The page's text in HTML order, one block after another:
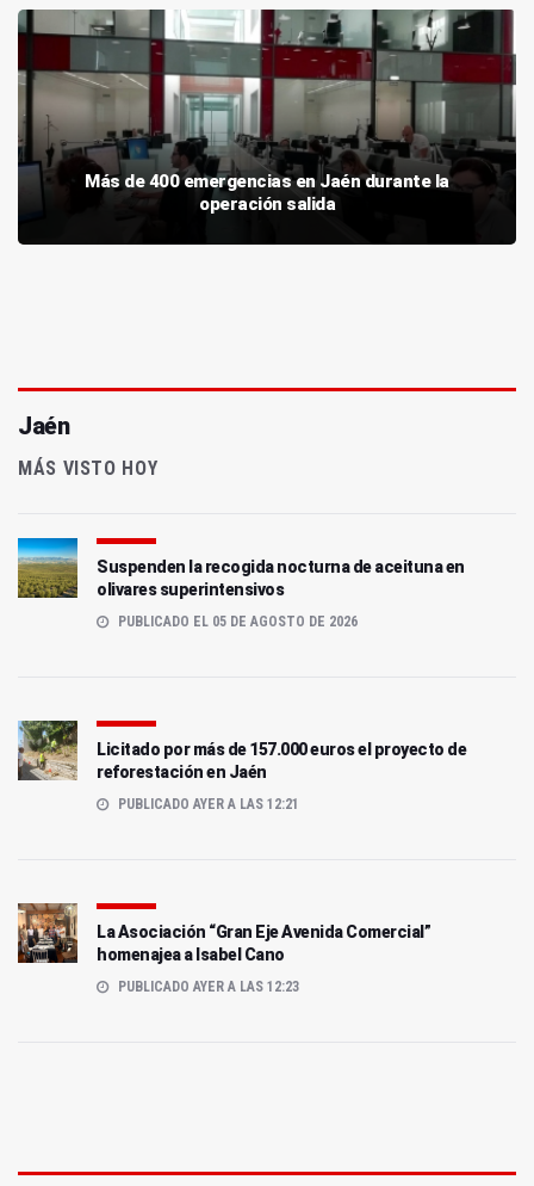
Más de 400 emergencias en Jaén durante la
operación salida
Jaén
MÁS VISTO HOY
Suspenden la recogida nocturna de aceituna en
olivares superintensivos
PUBLICADO EL 05 DE AGOSTO DE 2026
Licitado por más de 157.000 euros el proyecto de
reforestación en Jaén
PUBLICADO AYER A LAS 12:21
La Asociación “Gran Eje Avenida Comercial”
homenajea a Isabel Cano
PUBLICADO AYER A LAS 12:23